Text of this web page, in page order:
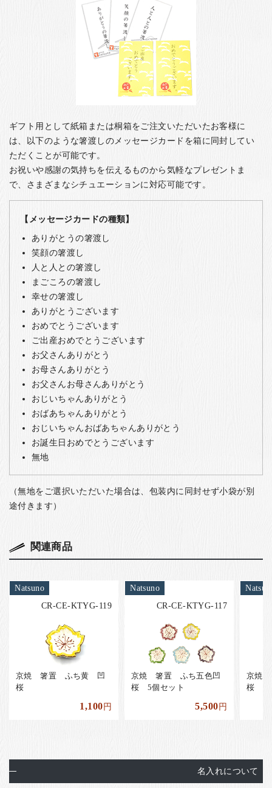
ギフト用として紙箱または桐箱をご注文いただいたお客様に
は、以下のような箸渡しのメッセージカードを箱に同封してい
ただくことが可能です。
お祝いや感謝の気持ちを伝えるものから気軽なプレゼントま
で、さまざまなシチュエーションに対応可能です。
【メッセージカードの種類】
ありがとうの箸渡し
笑顔の箸渡し
人と人との箸渡し
まごころの箸渡し
幸せの箸渡し
ありがとうございます
おめでとうございます
ご出産おめでとうございます
お父さんありがとう
お母さんありがとう
お父さんお母さんありがとう
おじいちゃんありがとう
おばあちゃんありがとう
おじいちゃんおばあちゃんありがとう
お誕生日おめでとうございます
無地
（無地をご選択いただいた場合は、包装内に同封せず小袋が別
途付きます）
関連商品
Natsuno
CR-CE-KTYG-119
京焼 箸置 ふち黄 凹
桜
1,100円
Natsuno
CR-CE-KTYG-117
京焼 箸置 ふち五色凹
桜 5個セット
5,500円
京焼
桜
名入れについて